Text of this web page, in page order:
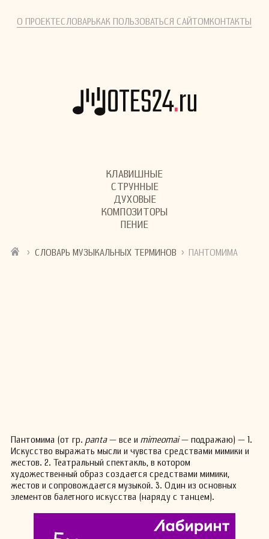
О ПРОЕКТЕСЛОВАРЬКАК ПОЛЬЗОВАТЬСЯ САЙТОМКОНТАКТЫ
КЛАВИШНЫЕ
СТРУННЫЕ
ДУХОВЫЕ
КОМПОЗИТОРЫ
ПЕНИЕ
› СЛОВАРЬ МУЗЫКАЛЬНЫХ ТЕРМИНОВ › ПАНТОМИМА
Пантомима (от гр. panta— все и mimeomai— подражаю) — 1.
Искусство выражать мысли и чувства средствами мимики и
жестов. 2. Театральный спектакль, в котором
художественный образ создается средствами мимики,
жестов и сопровождается музыкой. 3. Один из основных
элементов балетного искусства (наряду с танцем).